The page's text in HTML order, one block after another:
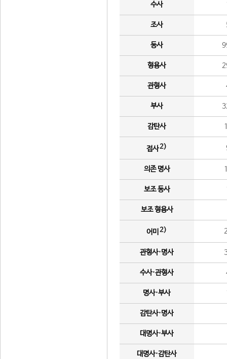
수사
조사
동사
형용사
관형사
부사
감탄사
접사2)
의존 명사
보조 동사
보조 형용사
어미 2)
관형사·명사
수사·관형사
명사·부사
감탄사·명사
대명사·부사
대명사·감탄사